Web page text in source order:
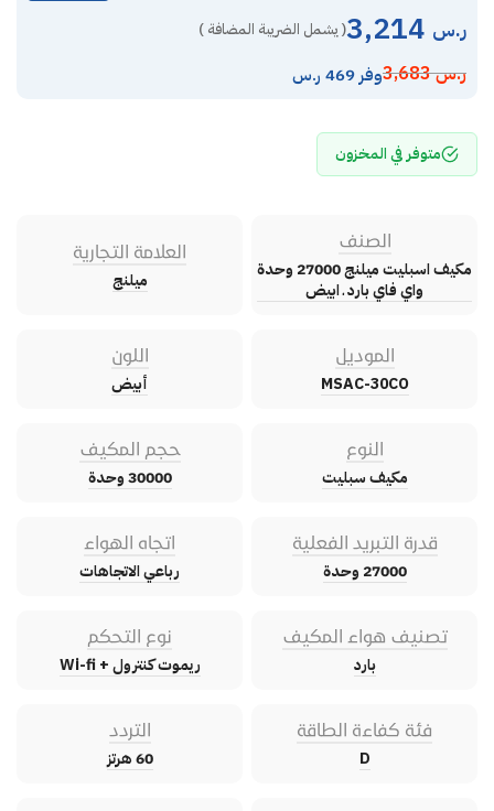
ر.س ( يشمل الضريبة المضافة )
ر.س3,683 وفر 469 ر.س
متوفر في المخزون
الصنف
مكيف اسبليت ميلنج 27000 وحدة
واي فاي بارد ـ ابيض
العلامة التجارية
ميلنج
الموديل
MSAC-30CO
اللون
أبيض
النوع
مكيف سبليت
حجم المكيف
30000 وحدة
قدرة التبريد الفعلية
27000 وحدة
اتجاه الهواء
رباعي الاتجاهات
تصنيف هواء المكيف
بارد
نوع التحكم
ريموت كنترول + Wi-fi
فئة كفاءة الطاقة
D
التردد
60 هرتز